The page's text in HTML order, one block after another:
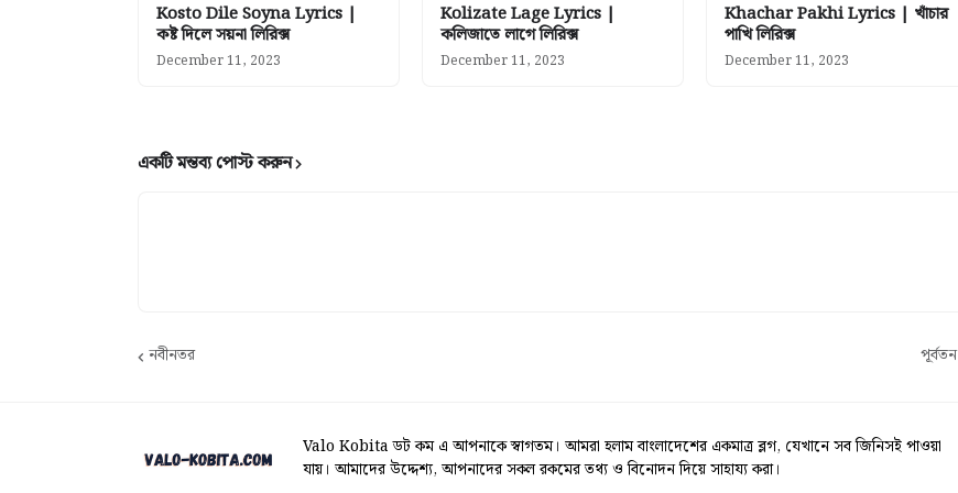
Kosto Dile Soyna Lyrics |
কষ্ট দিলে সয়না লিরিক্স
December 11, 2023
Kolizate Lage Lyrics |
কলিজাতে লাগে লিরিক্স
December 11, 2023
Khachar Pakhi Lyrics | খাঁচার
পাখি লিরিক্স
December 11, 2023
একটি মন্তব্য পোস্ট করুন
নবীনতর পূর্বতন
Valo Kobita ডট কম এ আপনাকে স্বাগতম। আমরা হলাম বাংলাদেশের একমাত্র ব্লগ, যেখানে সব জিনিসই পাওয়া
যায়। আমাদের উদ্দেশ্য, আপনাদের সকল রকমের তথ্য ও বিনোদন দিয়ে সাহায্য করা।